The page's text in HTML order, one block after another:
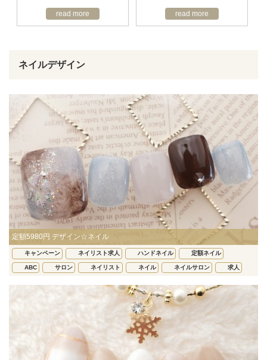
read more read more
ネイルデザイン
定額5980円 デザイン☆ネイル
キャンペーン ネイリスト求人 ハンドネイル 定額ネイル
ABC サロン ネイリスト ネイル ネイルサロン 求人